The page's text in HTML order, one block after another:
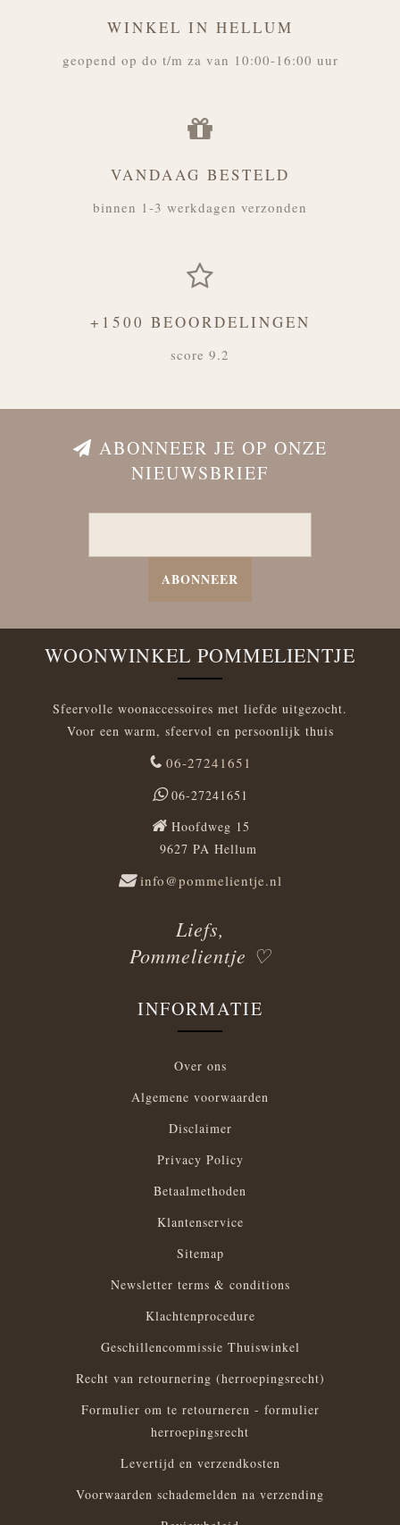
WINKEL IN HELLUM
geopend op do t/m za van 10:00-16:00 uur
VANDAAG BESTELD
binnen 1-3 werkdagen verzonden
+1500 BEOORDELINGEN
score 9.2
ABONNEER JE OP ONZE
NIEUWSBRIEF
ABONNEER
WOONWINKEL POMMELIENTJE
Sfeervolle woonaccessoires met liefde uitgezocht.
Voor een warm, sfeervol en persoonlijk thuis
06-27241651
06-27241651
Hoofdweg 15
9627 PA Hellum
info@pommelientje.nl
Liefs,
Pommelientje ♡
INFORMATIE
Over ons
Algemene voorwaarden
Disclaimer
Privacy Policy
Betaalmethoden
Klantenservice
Sitemap
Newsletter terms & conditions
Klachtenprocedure
Geschillencommissie Thuiswinkel
Recht van retournering (herroepingsrecht)
Formulier om te retourneren - formulier
herroepingsrecht
Levertijd en verzendkosten
Voorwaarden schademelden na verzending